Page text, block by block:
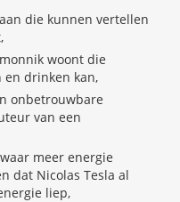
die kunnen vertellen
woont die
en drinken kan,
onbetrouwbare
van een
meer energie
dat Nicolas Tesla al
liep,